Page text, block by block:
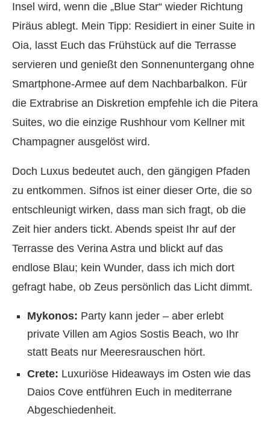
Insel wird, wenn die „Blue Star“ wieder Richtung
Piräus ablegt. Mein Tipp: Residiert in einer Suite in
Oia, lasst Euch das Frühstück auf die Terrasse
servieren und genießt den Sonnenuntergang ohne
Smartphone-Armee auf dem Nachbarbalkon. Für
die Extrabrise an Diskretion empfehle ich die Pitera
Suites, wo die einzige Rushhour vom Kellner mit
Champagner ausgelöst wird.
Doch Luxus bedeutet auch, den gängigen Pfaden
zu entkommen. Sifnos ist einer dieser Orte, die so
entschleunigt wirken, dass man sich fragt, ob die
Zeit hier anders tickt. Abends speist Ihr auf der
Terrasse des Verina Astra und blickt auf das
endlose Blau; kein Wunder, dass ich mich dort
gefragt habe, ob Zeus persönlich das Licht dimmt.
Mykonos: Party kann jeder – aber erlebt
private Villen am Agios Sostis Beach, wo Ihr
statt Beats nur Meeresrauschen hört.
Crete: Luxuriöse Hideaways im Osten wie das
Daios Cove entführen Euch in mediterrane
Abgeschiedenheit.